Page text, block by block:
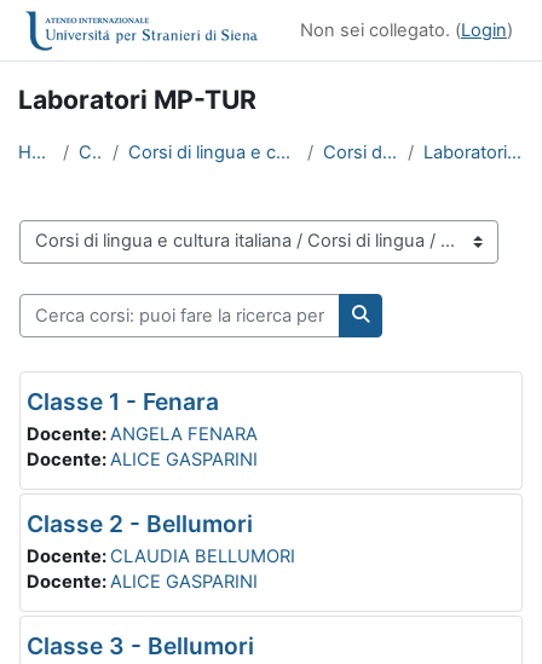
Vai al contenuto principale
Non sei collegato. (Login)
Laboratori MP-TUR
Home Corsi Corsi di lingua e cultura italiana Corsi di lingua Laboratori MP-TUR
Categorie di corso
Cerca corsi: puoi fare la ricerca per insegnamento o per
Cerca corsi: puoi
Classe 1 - Fenara
Docente:ANGELA FENARA
Docente:ALICE GASPARINI
Classe 2 - Bellumori
Docente: CLAUDIA BELLUMORI
Docente:ALICE GASPARINI
Classe 3 - Bellumori